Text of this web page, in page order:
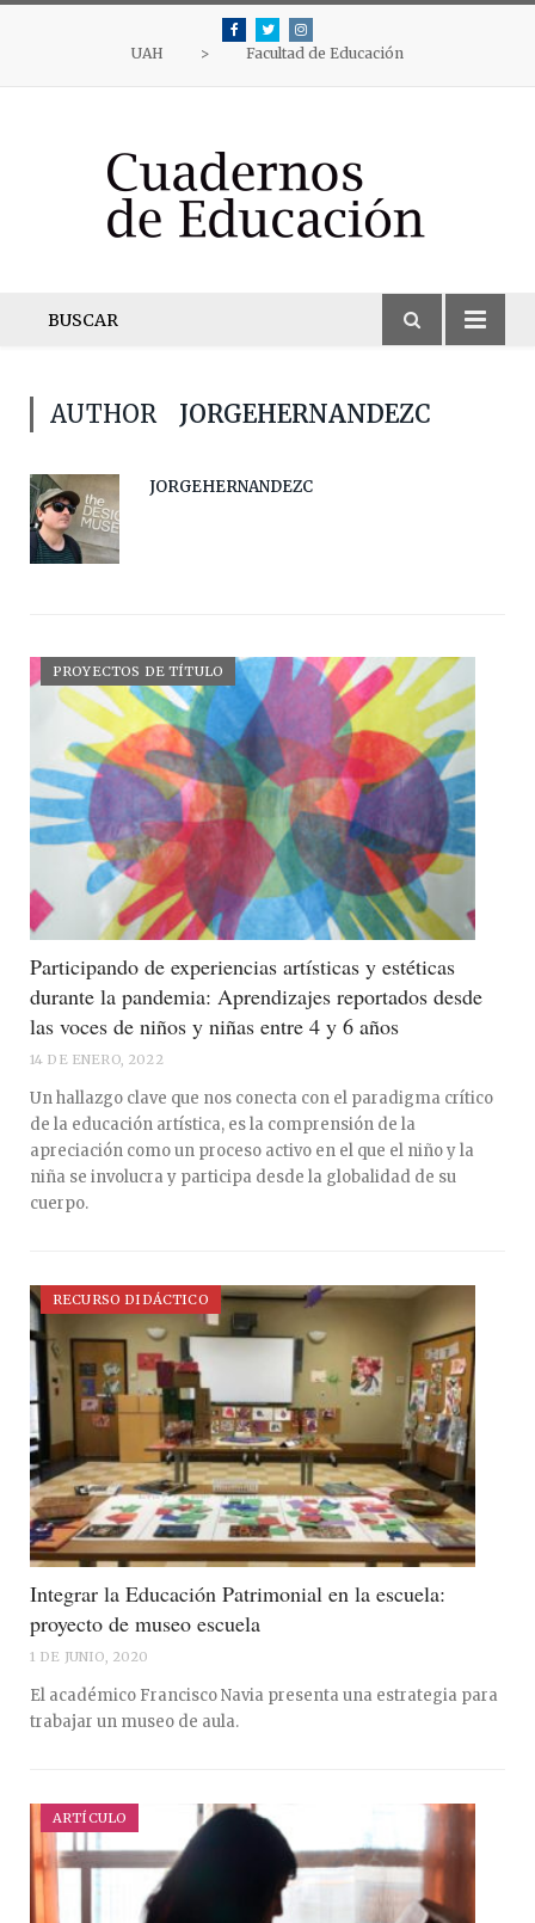
FacebookTwitterInstagram
UAH > Facultad de Educación
BUSCAR
AUTHOR JORGEHERNANDEZC
JORGEHERNANDEZC
PROYECTOS DE TÍTULO
Participando de experiencias artísticas y estéticas
durante la pandemia: Aprendizajes reportados desde
las voces de niños y niñas entre 4 y 6 años
14 DE ENERO, 2022
Un hallazgo clave que nos conecta con el paradigma crítico
de la educación artística, es la comprensión de la
apreciación como un proceso activo en el que el niño y la
niña se involucra y participa desde la globalidad de su
cuerpo.
RECURSO DIDÁCTICO
Integrar la Educación Patrimonial en la escuela:
proyecto de museo escuela
1 DE JUNIO, 2020
El académico Francisco Navia presenta una estrategia para
trabajar un museo de aula.
ARTÍCULO